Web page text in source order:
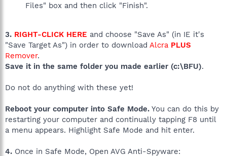
Files" box and then click "Finish".
3. RIGHT-CLICK HERE and choose "Save As" (in IE it's
"Save Target As") in order to download Alcra PLUS
Remover.
Save it in the same folder you made earlier (c:\BFU).
Do not do anything with these yet!
Reboot your computer into Safe Mode. You can do this by
restarting your computer and continually tapping F8 until
a menu appears. Highlight Safe Mode and hit enter.
4. Once in Safe Mode, Open AVG Anti-Spyware: